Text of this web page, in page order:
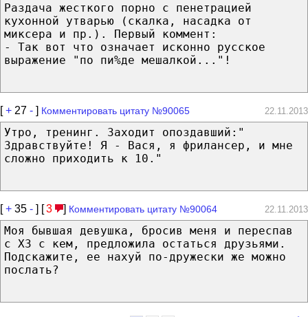
Раздача жесткого порно с пенетрацией
кухонной утварью (скалка, насадка от
миксера и пр.). Первый коммент:
- Так вот что означает исконно русское
выражение "по пи%де мешалкой..."!
[+ 27 - ] Комментировать цитату №90065 22.11.2013
Утро, тренинг. Заходит опоздавший:"
Здравствуйте! Я - Вася, я фрилансер, и мне
сложно приходить к 10."
[+ 35 - ] [3 ] Комментировать цитату №90064 22.11.2013
Моя бывшая девушка, бросив меня и переспав
с ХЗ с кем, предложила остаться друзьями.
Подскажите, ее нахуй по-дружески же можно
послать?